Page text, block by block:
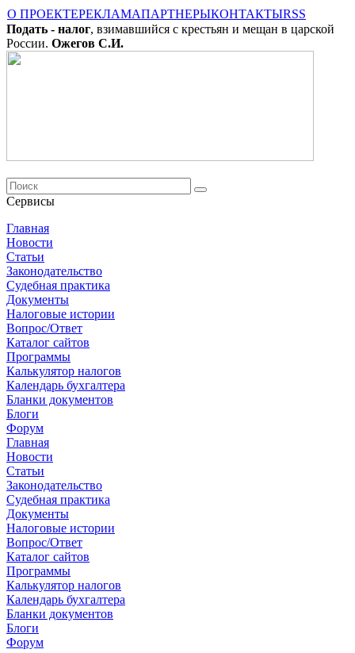
О ПРОЕКТЕРЕКЛАМАПАРТНЕРЫКОНТАКТЫRSS
Подать - налог, взимавшийся с крестьян и мещан в царской
России. Ожегов С.И.
Сервисы
Главная
Новости
Cтатьи
Законодательство
Судебная практика
Документы
Налоговые истории
Вопрос/Ответ
Каталог сайтов
Программы
Калькулятор налогов
Календарь бухгалтера
Бланки документов
Блоги
Форум
Главная
Новости
Cтатьи
Законодательство
Судебная практика
Документы
Налоговые истории
Вопрос/Ответ
Каталог сайтов
Программы
Калькулятор налогов
Календарь бухгалтера
Бланки документов
Блоги
Форум